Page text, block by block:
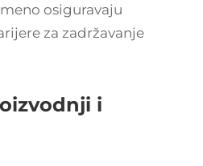
osiguravaju
za zadržavanje
i